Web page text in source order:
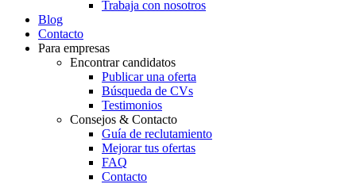
Trabaja con nosotros
Blog
Contacto
Para empresas
Encontrar candidatos
Publicar una oferta
Búsqueda de CVs
Testimonios
Consejos & Contacto
Guía de reclutamiento
Mejorar tus ofertas
FAQ
Contacto